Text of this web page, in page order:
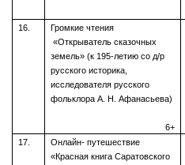
16.
Громкие чтения
«Открыватель сказочных
земель»(к 195-летию со д/р
русского историка,
исследователя русского
фольклора А. Н. Афанасьева)
6+
17.
Онлайн- путешествие
«Красная книга Саратовского